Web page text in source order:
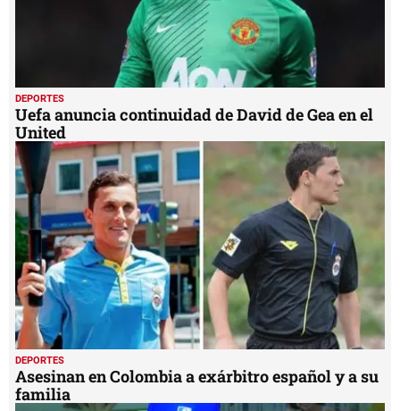
DEPORTES
Uefa anuncia continuidad de David de Gea en el
United
DEPORTES
Asesinan en Colombia a exárbitro español y a su
familia